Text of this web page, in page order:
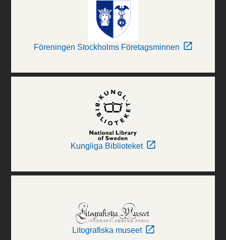
Föreningen Stockholms Företagsminnen
Kungliga Biblioteket
Litografiska museet